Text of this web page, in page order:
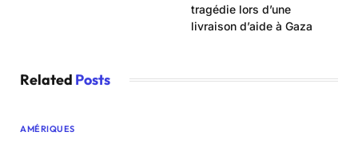
tragédie lors d’une
livraison d’aide à Gaza
Related Posts
AMÉRIQUES